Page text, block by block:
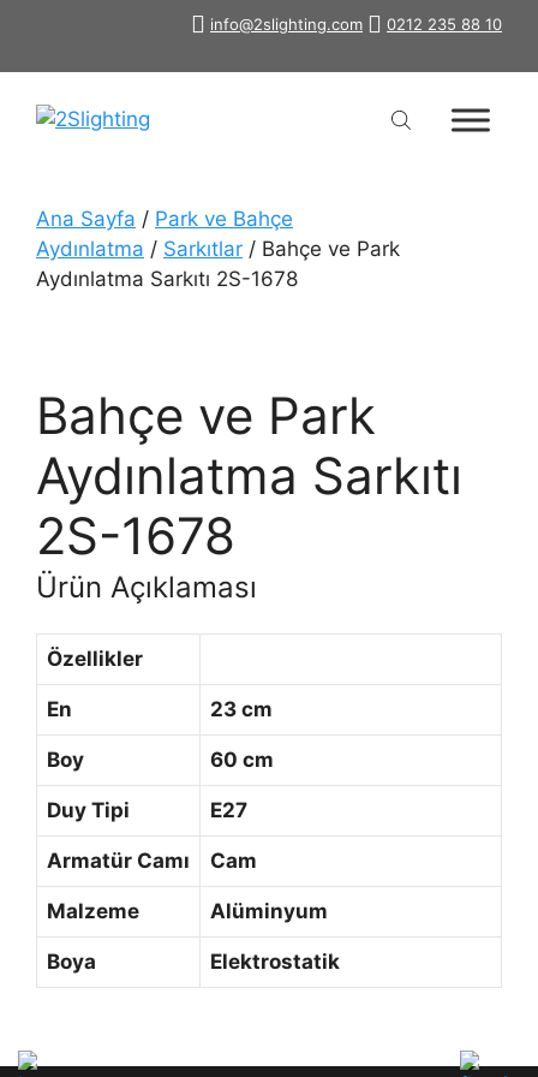
info@2slighting.com 0212 235 88 10
Ana Sayfa / Park ve Bahçe
Aydınlatma / Sarkıtlar / Bahçe ve Park
Aydınlatma Sarkıtı 2S-1678
Bahçe ve Park
Aydınlatma Sarkıtı
2S-1678
Ürün Açıklaması
Özellikler
En 23 cm
Boy 60 cm
Duy Tipi E27
Armatür Camı Cam
Malzeme Alüminyum
Boya Elektrostatik